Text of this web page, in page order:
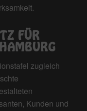
FÜR
zugleich
Kunden und